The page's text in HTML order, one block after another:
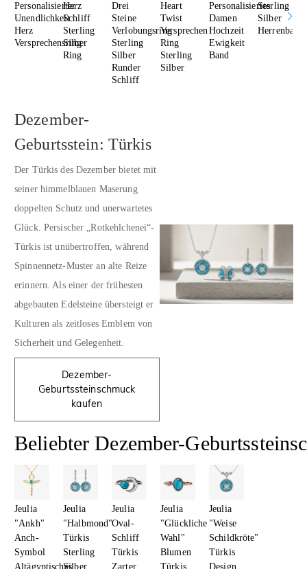
Personalisierter
Unendlichkeit
Herz
Versprechensring
Herz
Schliff
Sterling
Silber
Ring
Drei
Steine
Verlobungsring
Sterling
Silber
Runder
Schliff
Heart
Twist
Versprechen
Ring
Sterling
Silber
Personalisiertes
Damen
Hochzeit
Ewigkeit
Band
Sterling
Silber
Herrenband
Dezember-
Geburtsstein: Türkis
Der Türkis des Dezember bietet mit
seiner himmelblauen Maserung
doppelten Schutz und unerwartetes
Glück. Persischer „Rotkehlchenei“-
Türkis ist unübertroffen, während
Spinnennetz-Muster an alte Reize
erinnern. Als einer der frühesten
abgebauten Edelsteine übersteigt er
Kulturen als zeitloses Emblem von
Sicherheit und Gelegenheit.
Dezember-
Geburtssteinschmuck
kaufen
Beliebter Dezember-
Jeulia
"Ankh"
Anch-
Symbol
Altägyptisches
Jeulia
"Halbmond"
Türkis
Sterling
Silber
Jeulia
Oval-
Schliff
Türkis
Zarter
Jeulia
"Glückliche
Wahl"
Blumen
Türkis
Jeulia
"Weise
Schildkröte"
Türkis
Design